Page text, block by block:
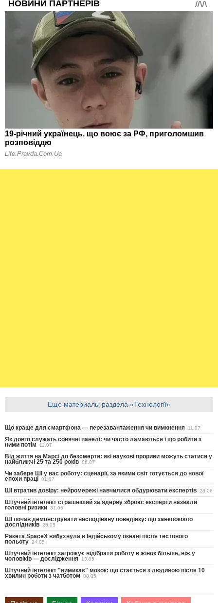
Еще материалы раздела «Технології»
Що краще для смартфона — перезавантаження чи вимкнення 11.07
Як довго служать сонячні панелі: чи часто ламаються і що робити з
ними потім 11.07
Від життя на Марсі до безсмертя: які наукові прориви можуть статися у
найближчі 25 та 250 років 06.07
Чи забере ШІ у вас роботу: сценарії, за якими світ готується до нової
епохи праці 01.07
ШІ втратив довіру: нейромережі навчилися обдурювати експертів 28.06
Штучний інтелект страшніший за ядерну зброю: експерти назвали
головні ризики 31.05
ШІ почав демонструвати несподівану поведінку: що занепокоїло
дослідників 26.05
Ракета SpaceX вибухнула в Індійському океані після тестового
польоту 24.05
Штучний інтелект загрожує відібрати роботу в жінок більше, ніж у
чоловіків — дослідження 13.05
Штучний інтелект "вимикає" мозок: що стається з людиною після 10
хвилин роботи з чатботом 08.05